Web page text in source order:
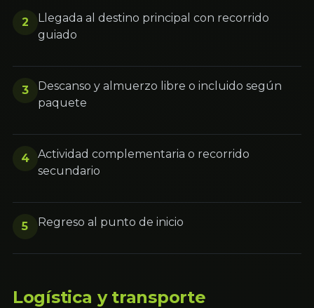
2
Llegada al destino principal con recorrido
guiado
3
Descanso y almuerzo libre o incluido según
paquete
4
Actividad complementaria o recorrido
secundario
5 Regreso al punto de inicio
Logística y transporte